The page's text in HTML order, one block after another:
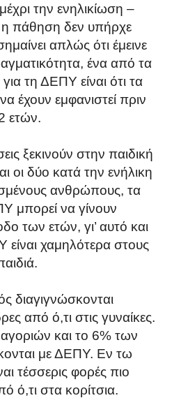
την ενηλικίωση –
η πάθηση δεν υπήρχε
απλώς ότι έμεινε
ένα από τα
τη ΔΕΠΥ είναι ότι τα
έχουν εμφανιστεί πριν
ετών.
ξεκινούν στην παιδική
οι δύο κατά την ενήλικη
ανθρώπους, τα
μπορεί να γίνουν
των ετών, γι’ αυτό και
χαμηλότερα στους
διαγιγνώσκονται
από ό,τι στις γυναίκες.
και το 6% των
με ΔΕΠΥ. Εν τω
τέσσερις φορές πιο
ό,τι στα κορίτσια.